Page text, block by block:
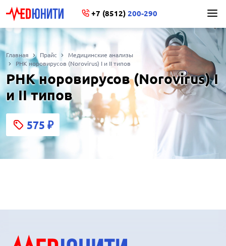
+7 (8512) 200-290
Главная Прайс
Медицинские анализы
РНК норовирусов (Norovirus) I и II типов
РНК норовирусов (Norovirus) I
и II типов
575 ₽